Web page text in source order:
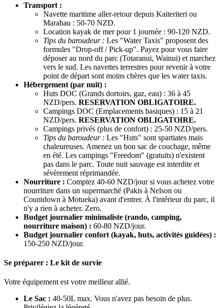
Transport :
Navette maritime aller-retour depuis Kaiteriteri ou
Marahau : 50-70 NZD.
Location kayak de mer pour 1 journée : 90-120 NZD.
Tips du baroudeur : Les "Water Taxis" proposent des
formules "Drop-off / Pick-up". Payez pour vous faire
déposer au nord du parc (Totaranui, Wainui) et marchez
vers le sud. Les navettes terrestres pour revenir à votre
point de départ sont moins chères que les water taxis.
Hébergement (par nuit) :
Huts DOC (Grands dortoirs, gaz, eau) : 36 à 45
NZD/pers. RESERVATION OBLIGATOIRE.
Campings DOC (Emplacements basiques) : 15 à 21
NZD/pers. RESERVATION OBLIGATOIRE.
Campings privés (plus de confort) : 25-50 NZD/pers.
Tips du baroudeur : Les "Huts" sont spartiates mais
chaleureuses. Amenez un bon sac de couchage, même
en été. Les campings "Freedom" (gratuits) n'existent
pas dans le parc. Toute nuit sauvage est interdite et
sévèrement réprimandée.
Nourriture : Comptez 40-60 NZD/jour si vous achetez votre
nourriture dans un supermarché (Pakis à Nelson ou
Countdown à Motueka) avant d'entrer. À l'intérieur du parc, il
n'y a rien à acheter. Zero.
Budget journalier minimaliste (rando, camping,
nourriture maison) : 60-80 NZD/jour.
Budget journalier confort (kayak, huts, activités guidées) :
150-250 NZD/jour.
Se préparer : Le kit de survie
Votre équipement est votre meilleur allié.
Le Sac : 40-50L max. Vous n'avez pas besoin de plus.